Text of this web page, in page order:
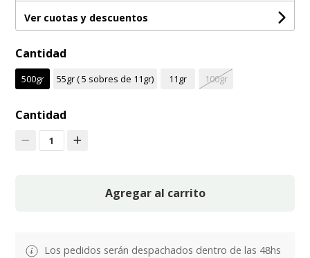
Ver cuotas y descuentos
Cantidad
500gr 55gr ( 5 sobres de 11gr) 11gr 100gr
Cantidad
1
Agregar al carrito
Los pedidos serán despachados dentro de las 48hs